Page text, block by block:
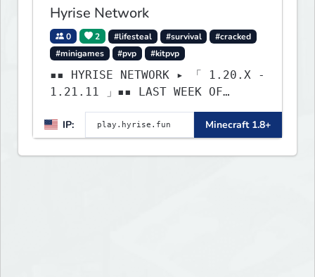
Hyrise Network
0 2 #lifesteal #survival
#cracked
#minigames
#pvp #kitpvp
▪▪ HYRISE NETWORK ▸ 「 1.20.X -
1.21.11 」▪▪ LAST WEEK OF
IP:
Minecraft 1.8+